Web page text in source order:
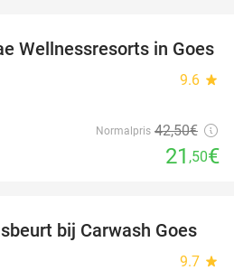
49%
Wellnessresorts in Goes
9.6 star
Normalpris 42,50€
21 ,50€
36%
bij Carwash Goes
9.7 star